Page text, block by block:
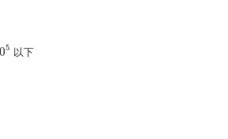
5
5
以下